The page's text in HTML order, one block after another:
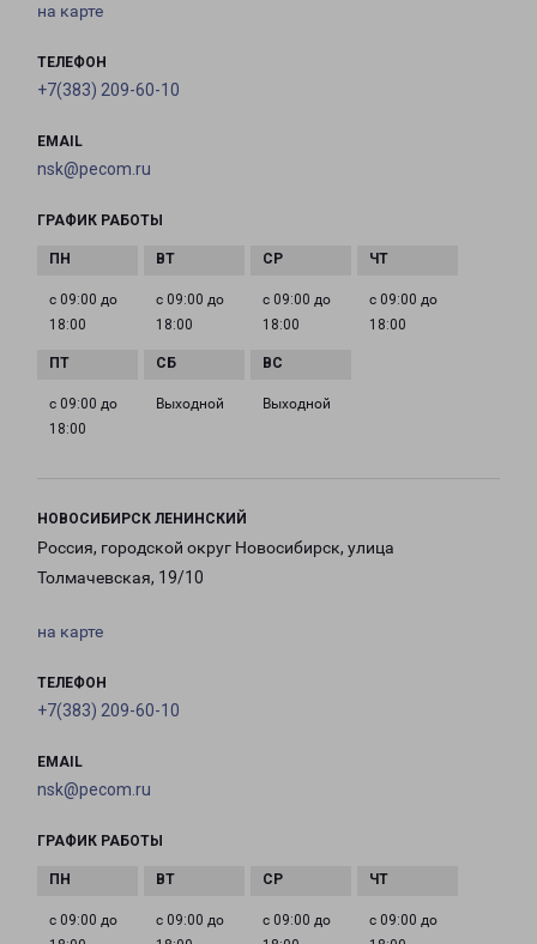
на карте
ТЕЛЕФОН
+7(383) 209-60-10
EMAIL
nsk@pecom.ru
ГРАФИК РАБОТЫ
с 09:00 до
18:00
с 09:00 до
18:00
с 09:00 до
18:00
с 09:00 до
18:00
с 09:00 до
18:00
Выходной Выходной
НОВОСИБИРСК ЛЕНИНСКИЙ
Россия, городской округ Новосибирск, улица
Толмачевская, 19/10
на карте
ТЕЛЕФОН
+7(383) 209-60-10
EMAIL
nsk@pecom.ru
ГРАФИК РАБОТЫ
с 09:00 до
с 09:00 до
с 09:00 до
с 09:00 до